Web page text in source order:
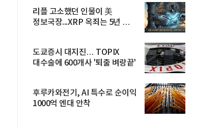
리플 고소했던 인물이 美
정보국장...XRP 옥죄는 5년 법적
도쿄증시 대지진… TOPIX
대수술에 600개사 '퇴출 벼랑끝'
후루카와전기, AI 특수로 순이익
1000억 엔대 안착